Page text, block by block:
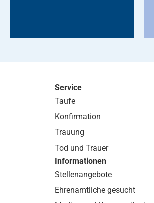
Service
Taufe
Konfirmation
Trauung
Tod und Trauer
Informationen
Stellenangebote
Ehrenamtliche gesucht